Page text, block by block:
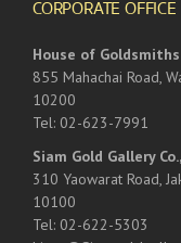
CORPORATE OFFICE
House of Goldsmiths
855 Mahachai Road,
10200
Tel: 02-623-7991
Siam Gold Gallery
310 Yaowarat Road,
10100
Tel: 02-622-5303